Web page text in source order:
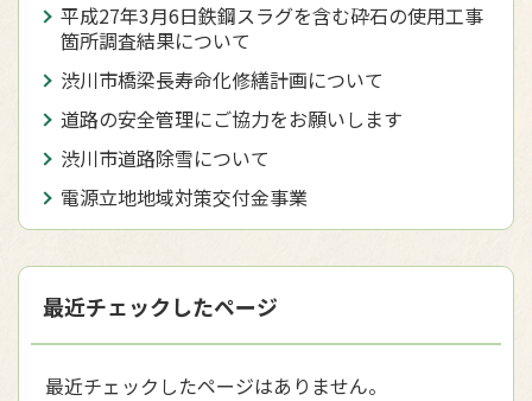
平成27年3月6日鉄鋼スラグを含む砕石の使用工事
箇所調査結果について
渋川市橋梁長寿命化修繕計画について
道路の安全管理にご協力をお願いします
渋川市道路除雪について
電源立地地域対策交付金事業
最近チェックしたページ
最近チェックしたページはありません。